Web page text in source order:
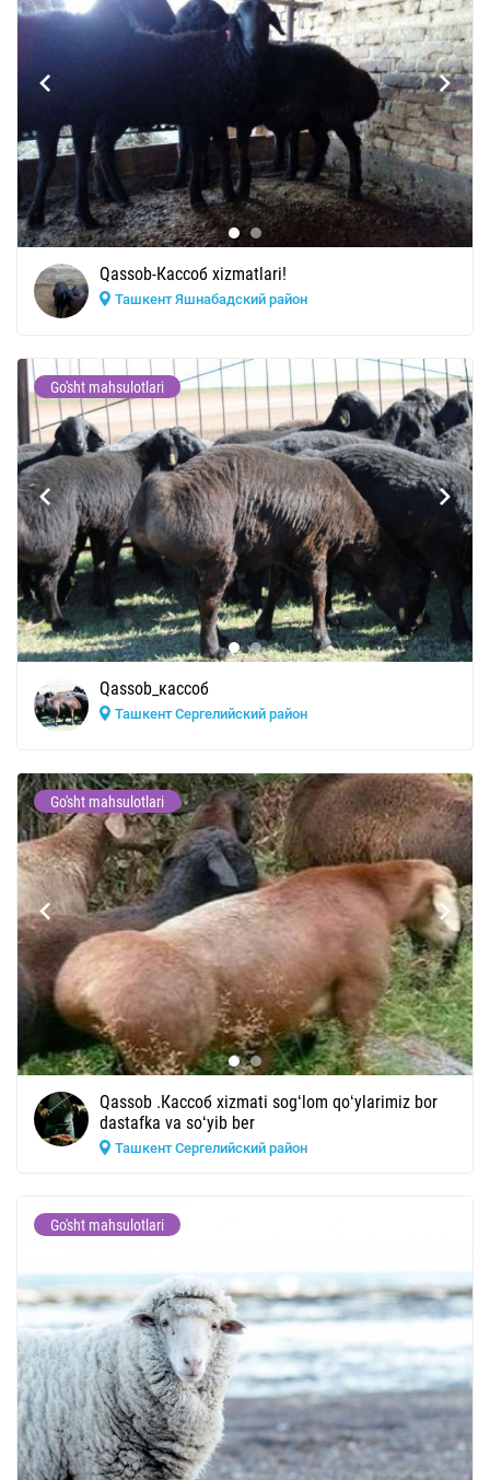
Qassob-Кассоб xizmatlari!
Ташкент Яшнабадский район
Go'sht mahsulotlari
Qassob_кассоб
Ташкент Сергелийский район
Go'sht mahsulotlari
Qassob .Кассоб xizmati sogʻlom qoʻylarimiz bor
dastafka va soʻyib ber
Ташкент Сергелийский район
Go'sht mahsulotlari